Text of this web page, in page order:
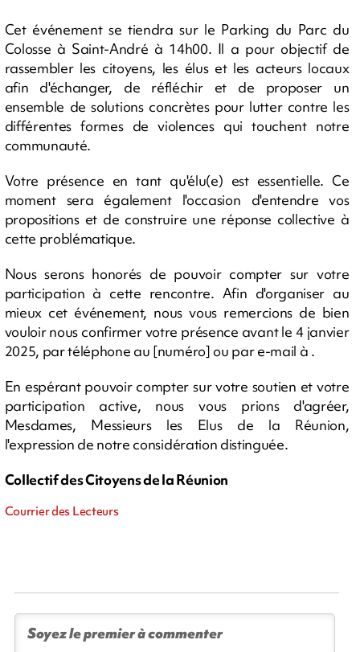
Cet événement se tiendra sur le Parking du Parc du
Colosse à Saint-André à 14h00. Il a pour objectif de
rassembler les citoyens, les élus et les acteurs locaux
afin d'échanger, de réfléchir et de proposer un
ensemble de solutions concrètes pour lutter contre les
différentes formes de violences qui touchent notre
communauté.
Votre présence en tant qu'élu(e) est essentielle. Ce
moment sera également l'occasion d'entendre vos
propositions et de construire une réponse collective à
cette problématique.
Nous serons honorés de pouvoir compter sur votre
participation à cette rencontre. Afin d'organiser au
mieux cet événement, nous vous remercions de bien
vouloir nous confirmer votre présence avant le 4 janvier
2025, par téléphone au [numéro] ou par e-mail à .
En espérant pouvoir compter sur votre soutien et votre
participation active, nous vous prions d'agréer,
Mesdames, Messieurs les Elus de la Réunion,
l'expression de notre considération distinguée.
Collectif des Citoyens de la Réunion
Courrier des Lecteurs